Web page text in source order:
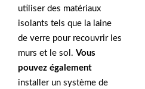
utiliser des matériaux
isolants tels que la laine
de verre pour recouvrir les
murs et le sol. Vous
pouvez également
installer un système de